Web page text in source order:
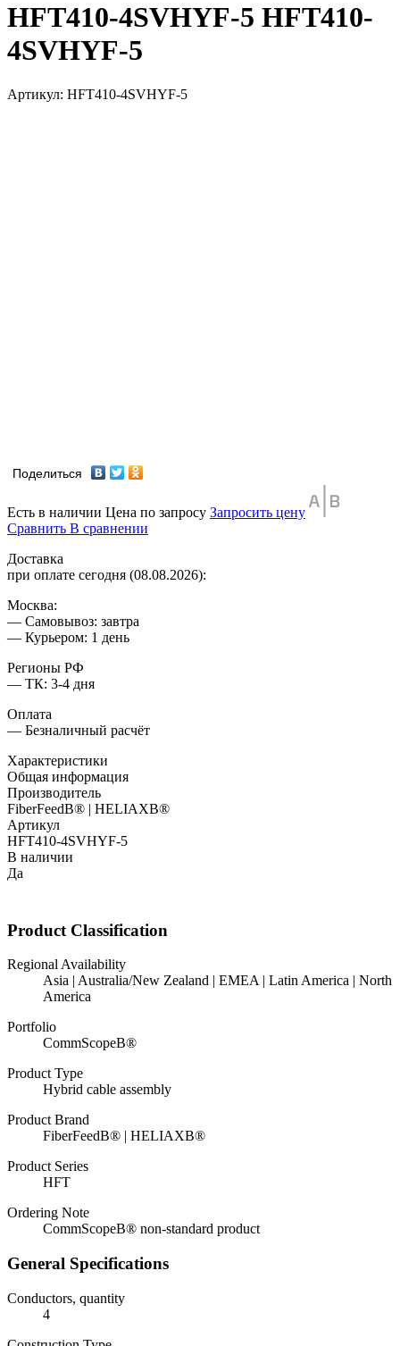
HFT410-4SVHYF-5 HFT410-
4SVHYF-5
Артикул: HFT410-4SVHYF-5
Поделиться
Есть в наличии Цена по запросу Запросить цену
Сравнить В сравнении
Доставка
при оплате сегодня (08.08.2026):
Москва:
— Самовывоз: завтра
— Курьером: 1 день
Регионы РФ
— ТК: 3-4 дня
Оплата
— Безналичный расчёт
Характеристики
Общая информация
Производитель
FiberFeedВ® | HELIAXВ®
Артикул
HFT410-4SVHYF-5
В наличии
Да
Product Classification
Regional Availability
Asia | Australia/New Zealand | EMEA | Latin America | North
America
Portfolio
CommScopeВ®
Product Type
Hybrid cable assembly
Product Brand
FiberFeedВ® | HELIAXВ®
Product Series
HFT
Ordering Note
CommScopeВ® non-standard product
General Specifications
Conductors, quantity
4